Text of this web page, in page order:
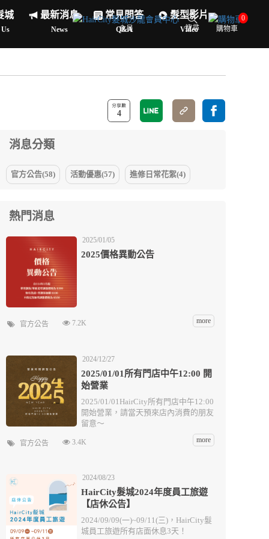
城 最新消息
News
常見問答
Q&A
髮型影片
Video
會員 搜尋
0
購物車
4
消息分類
官方公告(58) 活動優惠(57) 進修日常花絮(4)
熱門消息
2025/01/05
2025價格異動公告
官方公告 7.2K more
2024/12/27
2025/01/01所有門店中午12:00 開
始營業
2025/01/01HairCity所有門店中午12:00
開始營業，請當天預來店內消費的朋友
留意～
官方公告 3.4K more
2024/08/23
HairCity髮城2024年度員工旅遊
【店休公告】
2024/09/09(一)~09/11(三)，HairCity髮
城員工旅遊所有店面休息3天！